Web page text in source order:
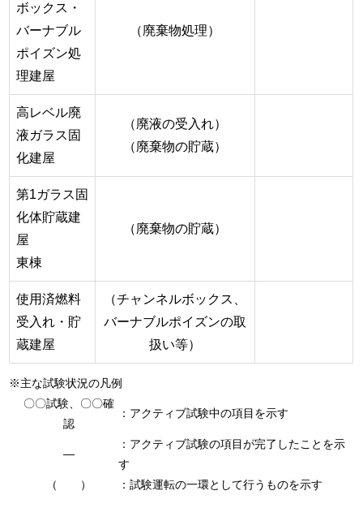
ボックス・
バーナブル
ポイズン処
理建屋
（廃棄物処理）
高レベル廃
液ガラス固
化建屋
（廃液の受入れ）
（廃棄物の貯蔵）
第1ガラス固
化体貯蔵建
屋
東棟
（廃棄物の貯蔵）
使用済燃料
受入れ・貯
蔵建屋
（チャンネルボックス、
バーナブルポイズンの取
扱い等）
※主な試験状況の凡例
〇〇試験、〇〇確
認
：アクティブ試験中の項目を示す
―
：アクティブ試験の項目が完了したことを示
す
（ ）
：試験運転の一環として行うものを示す